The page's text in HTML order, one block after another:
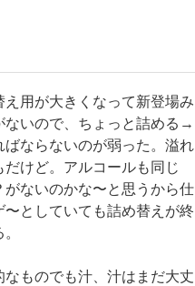
用が大きくなって新登場み
ないので、ちょっと詰める→
ならないのが弱った。溢れ
けど。アルコールも同じ
ないのかな〜と思うから仕
としていても詰め替えが終
ものでも汁、汁はまだ大丈